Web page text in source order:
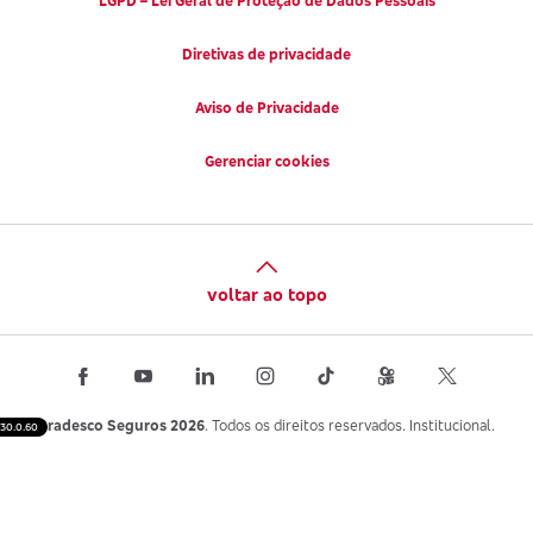
30.0.60
Diretivas de privacidade
Aviso de Privacidade
Gerenciar cookies
voltar ao topo
Bradesco Seguros 2026. Todos os direitos reservados. Institucional.